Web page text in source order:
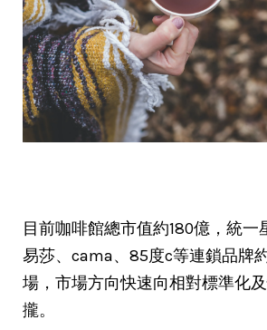
目前咖啡館總市值約180億，統一
易莎、cama、85度c等連鎖品牌
場，市場方向快速向相對標準化
攏。